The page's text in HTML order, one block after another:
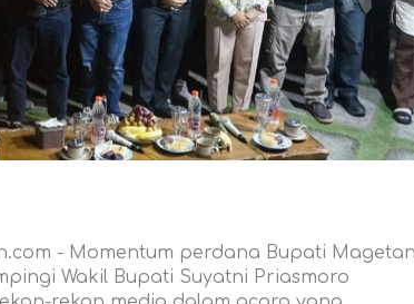
- Momentum perdana Bupati Magetan
Wakil Bupati Suyatni Priasmoro